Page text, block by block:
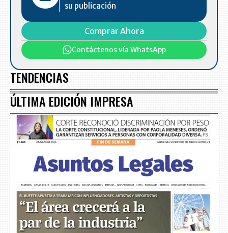
su publicación
Comprar Ahora
Contáctenos vía WhatsApp
TENDENCIAS
ÚLTIMA EDICIÓN IMPRESA